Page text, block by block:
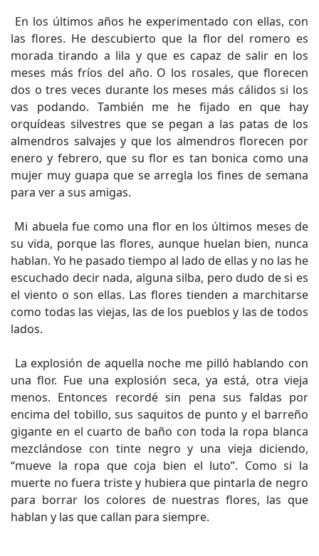
En los últimos años he experimentado con ellas, con
las flores. He descubierto que la flor del romero es
morada tirando a lila y que es capaz de salir en los
meses más fríos del año. O los rosales, que florecen
dos o tres veces durante los meses más cálidos si los
vas podando. También me he fijado en que hay
orquídeas silvestres que se pegan a las patas de los
almendros salvajes y que los almendros florecen por
enero y febrero, que su flor es tan bonica como una
mujer muy guapa que se arregla los fines de semana
para ver a sus amigas.
Mi abuela fue como una flor en los últimos meses de
su vida, porque las flores, aunque huelan bien, nunca
hablan. Yo he pasado tiempo al lado de ellas y no las he
escuchado decir nada, alguna silba, pero dudo de si es
el viento o son ellas. Las flores tienden a marchitarse
como todas las viejas, las de los pueblos y las de todos
lados.
La explosión de aquella noche me pilló hablando con
una flor. Fue una explosión seca, ya está, otra vieja
menos. Entonces recordé sin pena sus faldas por
encima del tobillo, sus saquitos de punto y el barreño
gigante en el cuarto de baño con toda la ropa blanca
mezclándose con tinte negro y una vieja diciendo,
“mueve la ropa que coja bien el luto”. Como si la
muerte no fuera triste y hubiera que pintarla de negro
para borrar los colores de nuestras flores, las que
hablan y las que callan para siempre.